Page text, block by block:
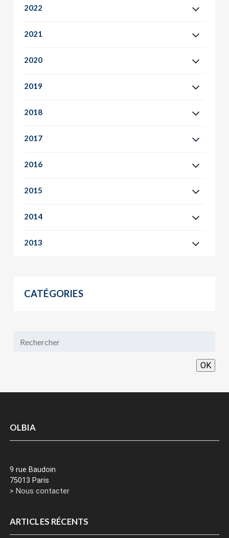
2022
2021
2020
2019
2018
2017
2016
2015
2014
2013
CATÉGORIES
OK
OLBIA
9 rue Baudoin
75013 Paris
> Nous contacter
ARTICLES RÉCENTS